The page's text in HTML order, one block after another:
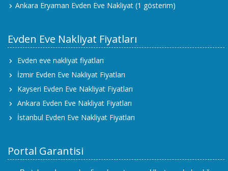
Ankara Eryaman Evden Eve Nakliyat (1 gösterim)
Evden Eve Nakliyat Fiyatları
Evden eve nakliyat fiyatları
İzmir Evden Eve Nakliyat Fiyatları
Kayseri Evden Eve Nakliyat Fiyatları
Ankara Evden Eve Nakliyat Fiyatları
İstanbul Evden Eve Nakliyat Fiyatları
Portal Garantisi